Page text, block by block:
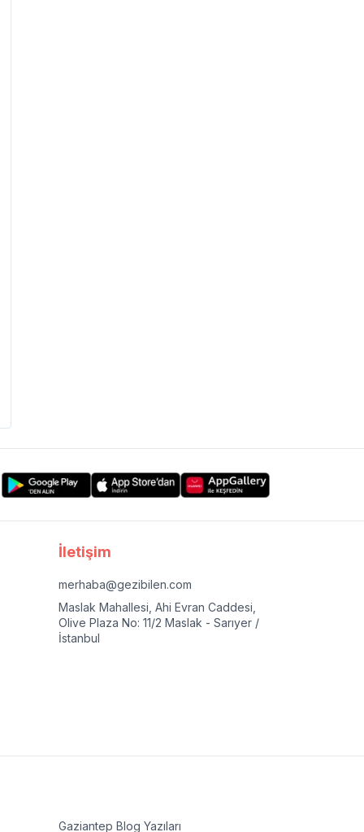
İletişim
merhaba@gezibilen.com
Maslak Mahallesi, Ahi Evran Caddesi,
Olive Plaza No: 11/2 Maslak - Sarıyer /
İstanbul
Gaziantep Blog Yazıları